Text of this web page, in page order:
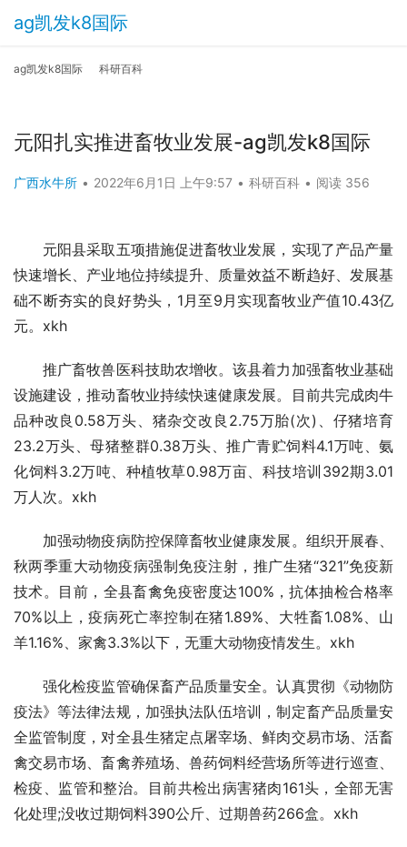
ag凯发k8国际
ag凯发k8国际 科研百科
元阳扎实推进畜牧业发展-ag凯发k8国际
广西水牛所 • 2022年6月1日 上午9:57 • 科研百科 • 阅读 356
元阳县采取五项措施促进畜牧业发展，实现了产品产量
快速增长、产业地位持续提升、质量效益不断趋好、发展基
础不断夯实的良好势头，1月至9月实现畜牧业产值10.43亿
元。xkh
推广畜牧兽医科技助农增收。该县着力加强畜牧业基础
设施建设，推动畜牧业持续快速健康发展。目前共完成肉牛
品种改良0.58万头、猪杂交改良2.75万胎(次)、仔猪培育
23.2万头、母猪整群0.38万头、推广青贮饲料4.1万吨、氨
化饲料3.2万吨、种植牧草0.98万亩、科技培训392期3.01
万人次。xkh
加强动物疫病防控保障畜牧业健康发展。组织开展春、
秋两季重大动物疫病强制免疫注射，推广生猪“321”免疫新
技术。目前，全县畜禽免疫密度达100%，抗体抽检合格率
70%以上，疫病死亡率控制在猪1.89%、大牲畜1.08%、山
羊1.16%、家禽3.3%以下，无重大动物疫情发生。xkh
强化检疫监管确保畜产品质量安全。认真贯彻《动物防
疫法》等法律法规，加强执法队伍培训，制定畜产品质量安
全监管制度，对全县生猪定点屠宰场、鲜肉交易市场、活畜
禽交易市场、畜禽养殖场、兽药饲料经营场所等进行巡查、
检疫、监管和整治。目前共检出病害猪肉161头，全部无害
化处理;没收过期饲料390公斤、过期兽药266盒。xkh